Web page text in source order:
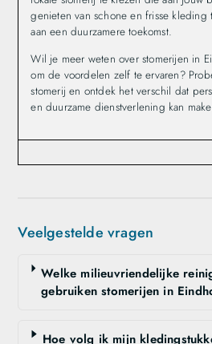
genieten van schone en frisse
aan een duurzamere toekomst.
Wil je meer weten over stomerijen in
om de voordelen zelf te ervaren?
stomerij en ontdek het verschil dat
en duurzame dienstverlening kan
Veelgestelde vragen
Welke milieuvriendelijke
gebruiken stomerijen in
Hoe volg ik mijn